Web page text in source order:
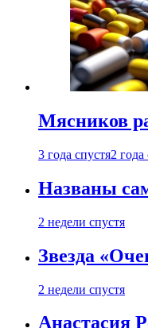
Мясников
3 года спустя2 года
Названы
2 недели спустя
Звезда
2 недели спустя
Анастасия